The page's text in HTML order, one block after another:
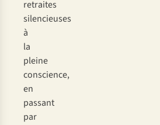
retraites
silencieuses
à
la
pleine
conscience,
en
passant
par